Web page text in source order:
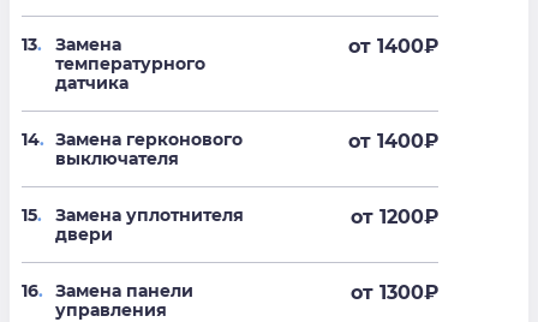
13.
Замена
температурного
датчика
от 1400₽
14. Замена герконового
выключателя
от 1400₽
15.
Замена уплотнителя
двери
от 1200₽
16.
Замена панели
управления
от 1300₽